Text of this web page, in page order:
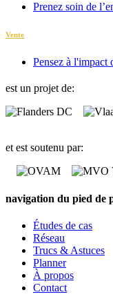
Prenez soin de
Vente
Pensez à l'impact
est un projet de:
et est soutenu par:
navigation du pied de
Études de cas
Réseau
Trucs & Astuces
Planner
À propos
Contact